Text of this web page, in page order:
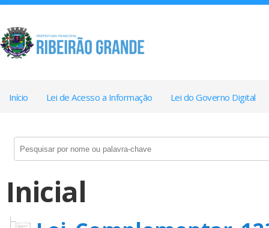
Início Lei de Acesso a Informação Lei do Governo Digital
Inicial